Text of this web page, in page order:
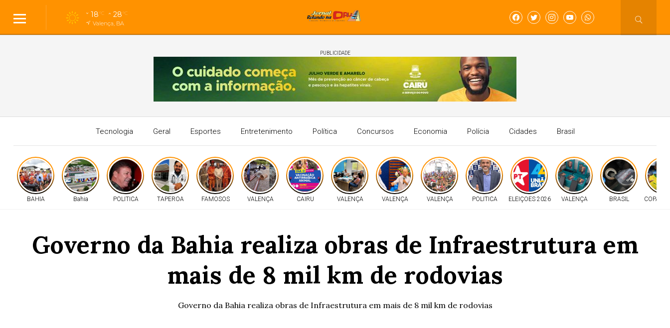
18°C 28°C
Valença, BA
PUBLICIDADE
Tecnologia Geral Esportes Entretenimento Política Concursos Economia Polícia Cidades Brasil
BAHIA Bahia POLITICA TAPEROA FAMOSOS VALENÇA CAIRU VALENÇA VALENÇA VALENÇA POLITICA ELEIÇOES 2026 VALENÇA BRASIL COPA
Governo da Bahia realiza obras de Infraestrutura em
mais de 8 mil km de rodovias
Governo da Bahia realiza obras de Infraestrutura em mais de 8 mil km de rodovias